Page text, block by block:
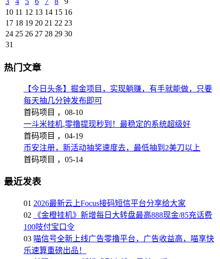
10 11 12 13 14 15 16
17 18 19 20 21 22 23
24 25 26 27 28 29 30
31
热门文章
【今日头条】掘金项目，实现躺赚，有手就能做，只要
每天抽几分钟发布即可
首码项目 ， 08-10
一斗米挂机,零撸提现秒到！最稳定的系统超级好
首码项目 ， 04-19
币安注册，新活动抽奖速度去，最低抽到2美刀以上
首码项目 ， 05-14
最近发表
01 2026最新云上Focus接码短信平台分享给大家
02
《金橙挂机》新增每日大转盘最高888现金/85充话费
100吱付宝口令
03 喵信号全新上线广告零撸平台，广告收益高，喵享快
乐速算重磅出品！